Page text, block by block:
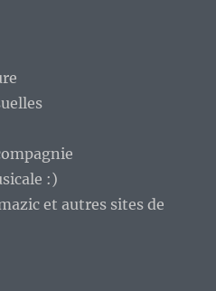
:)
et autres sites de